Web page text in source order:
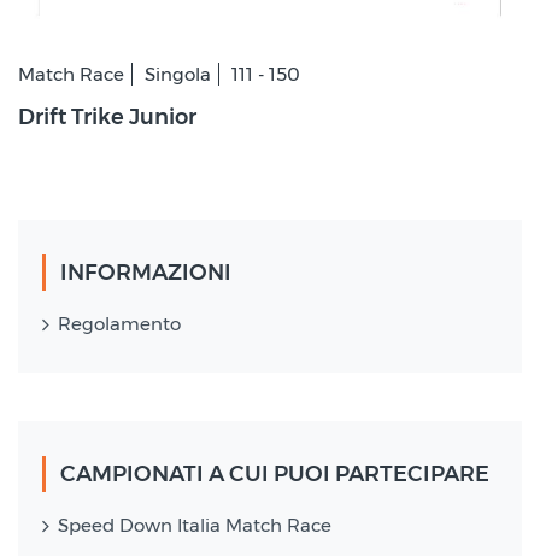
Match Race Singola 111 - 150
Drift Trike Junior
INFORMAZIONI
Regolamento
CAMPIONATI A CUI PUOI PARTECIPARE
Speed Down Italia Match Race